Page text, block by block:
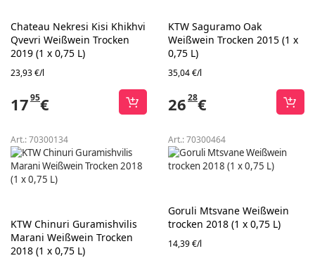
Chateau Nekresi Kisi Khikhvi
Qvevri Weißwein Trocken
2019 (1 x 0,75 L)
23,93 €/l
1795€
KTW Saguramo Oak
Weißwein Trocken 2015 (1 x
0,75 L)
35,04 €/l
2628€
Art.:70300134
KTW Chinuri Guramishvilis
Marani Weißwein Trocken
2018 (1 x 0,75 L)
Art.:70300464
Goruli Mtsvane Weißwein
trocken 2018 (1 x 0,75 L)
14,39 €/l